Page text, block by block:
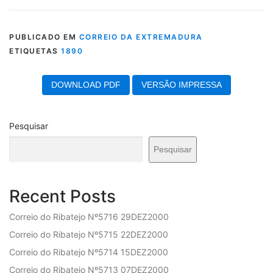
PUBLICADO EM CORREIO DA EXTREMADURA
ETIQUETAS 1890
DOWNLOAD PDF VERSÃO IMPRESSA
Pesquisar
Pesquisar
Recent Posts
Correio do Ribatejo Nº5716 29DEZ2000
Correio do Ribatejo Nº5715 22DEZ2000
Correio do Ribatejo Nº5714 15DEZ2000
Correio do Ribatejo Nº5713 07DEZ2000